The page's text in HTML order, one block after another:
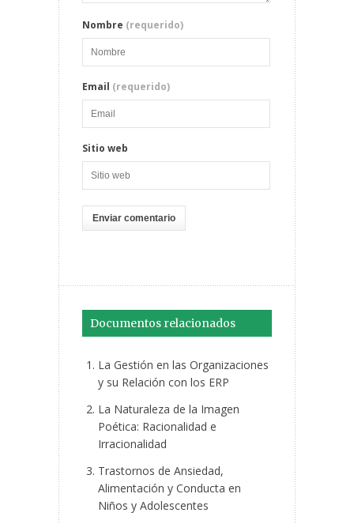
Nombre (requerido)
Email (requerido)
Sitio web
Documentos relacionados
La Gestión en las Organizaciones
y su Relación con los ERP
La Naturaleza de la Imagen
Poética: Racionalidad e
Irracionalidad
Trastornos de Ansiedad,
Alimentación y Conducta en
Niños y Adolescentes